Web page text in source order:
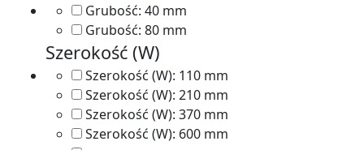
Grubość: 40 mm
Grubość: 80 mm
Szerokość (W)
Szerokość (W): 110 mm
Szerokość (W): 210 mm
Szerokość (W): 370 mm
Szerokość (W): 600 mm